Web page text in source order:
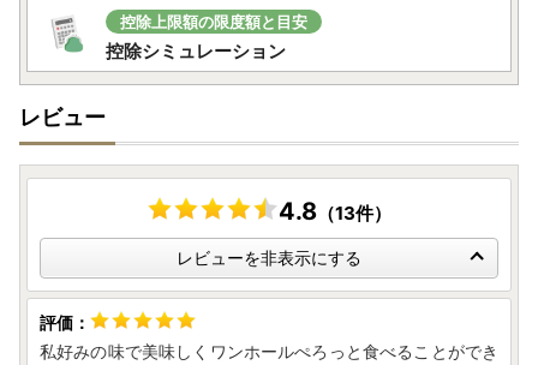
控除上限額の限度額と目安
控除シミュレーション
レビュー
4.8（13件）
レビューを非表示にする
私好みの味で美味しくワンホールぺろっと食べることができ